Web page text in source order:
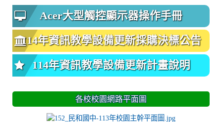
Acer大型觸控顯示器操作手冊
114年資訊教學設備更新採購決標公告
114年資訊教學設備更新計畫說明
各校校園網路平面圖